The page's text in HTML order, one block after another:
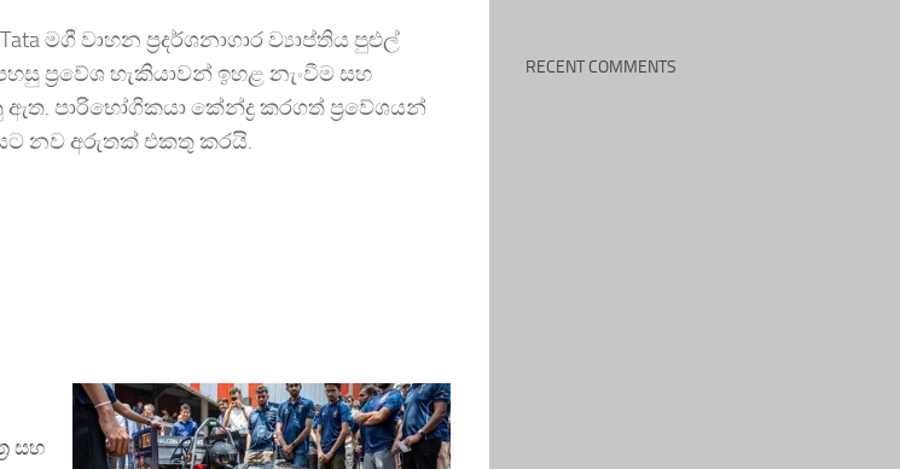
මගී වාහන ප්‍රදර්ශනාගාර ව්‍යාප්තිය පුළුල්
ප්‍රවේශ හැකියාවන් ඉහළ නැංවීම සහ
පාරිභෝගිකයා කේන්ද්‍ර කරගත් ප්‍රවේශයන්
නව අරුතක් එකතු කරයි.
සහ
RECENT COMMENTS